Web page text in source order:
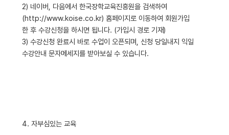
2) 네이버, 다음에서 한국장학교육진흥원을 검색하여
(http://www.koise.co.kr) 홈페이지로 이동하여 회원가입
한 후 수강신청을 하시면 됩니다. (가입시 경로 기재)
3) 수강신청 완료시 바로 수업이 오픈되며, 신청 당일내지 익일
수강안내 문자메세지를 받아보실 수 있습니다.
4. 자부심있는 교육